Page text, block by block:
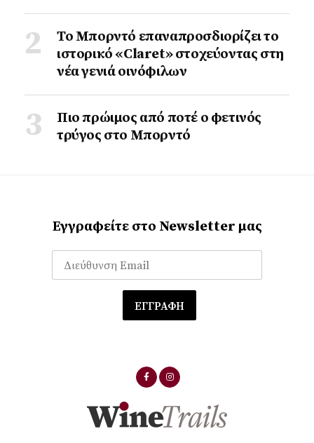
Το Μπορντό επαναπροσδιορίζει το
ιστορικό «Claret» στοχεύοντας στη
νέα γενιά οινόφιλων
Πιο πρώιμος από ποτέ ο φετινός
τρύγος στο Μπορντό
Εγγραφείτε στο Newsletter μας